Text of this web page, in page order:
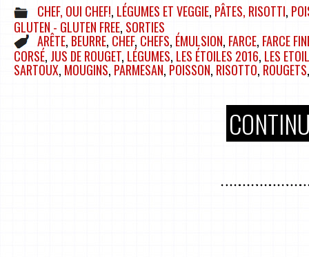
CHEF, OUI CHEF!, LÉGUMES ET VEGGIE, PÂTES, RISOTTI,
GLUTEN - GLUTEN FREE, SORTIES
ARÊTE, BEURRE, CHEF, CHEFS, ÉMULSION, FARCE, FARCE
CORSÉ, JUS DE ROUGET, LÉGUMES, LES ÉTOILES 2016, LES
SARTOUX, MOUGINS, PARMESAN, POISSON, RISOTTO, ROUGETS